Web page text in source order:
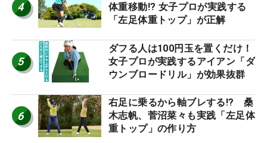
4
体重移動!? 女子プロが実践する
「左足体重トップ」が正解
5
ダフる人は100円玉を置くだけ！
女子プロが実践するアイアン「ダ
ウンブロードリル」が効果抜群
6
右足に乗るから軸ブレする!? 桑
木志帆、菅沼菜々も実践「左足体
重トップ」の作り方